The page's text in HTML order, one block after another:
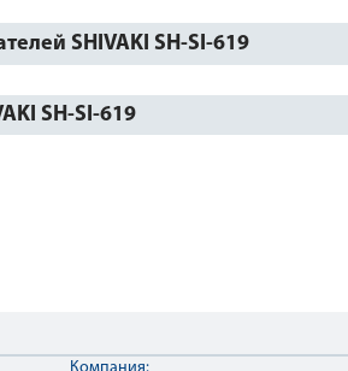
SHIVAKI SH-SI-619
SH-SI-619